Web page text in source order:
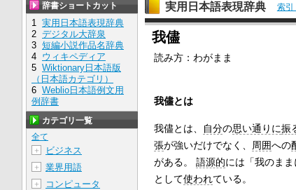
U
実用日本語表現辞典 索引
我儘
読み方： わがまま
我儘とは
我儘とは、 自分の思い通りに振
張が強いだけでなく、 周囲への
がある。 語源的には「我のまま
として使われている。
辞書ショートカット
1 実用日本語表現辞典
2 デジタル大辞泉
3 短編小説作品名辞典
4 ウィキペディア
5 Wiktionary日本語版
（日本語カテゴリ）
6 Weblio日本語例文用
例辞書
カテゴリ一覧
全て
＋
ビジネス
＋ 業界用語
＋ コンピュータ